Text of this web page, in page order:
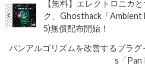
【無料】エレクトロニカ
ク、Ghosthack「Ambient
5)無償配布開始！
パンアルゴリズムを改善するプラ
s「Pan